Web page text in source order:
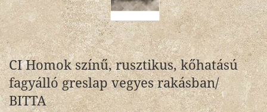
CI Homok színű, rusztikus, kőhatású
fagyálló greslap vegyes rakásban/
BITTA